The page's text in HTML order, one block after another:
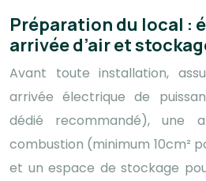
Préparation du local :
arrivée d’air et
Avant toute installation,
arrivée électrique de
dédié recommandé), une
combustion (minimum 10cm²
et un espace de stockage